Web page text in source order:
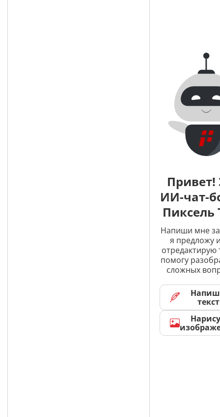
Привет!
ИИ-чат-
Пиксель
Напиши мне
я предложу
отредактирую
помогу
сложных
текст